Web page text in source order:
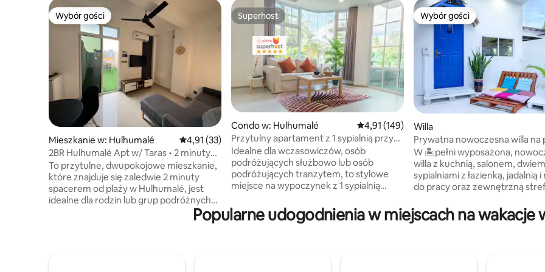
Wybór gości
Wybór gości
Mieszkanie w: Hulhumalé Średnia ocena: 4,91 na 5, liczba recenzji: 33
4,91 (33)
2BR Hulhumalé Apt w/ Taras • 2 minuty
spacerem do plaży
To przytulne, dwupokojowe mieszkanie,
które znajduje się zaledwie 2 minuty
spacerem od plaży w Hulhumalé, jest
idealne dla rodzin lub grup podróżnych
własne łazienki, a poza tym jest też salon
Superhost
Superhost
Condo w: Hulhumalé Średnia ocena: 4,91 na 5, liczba recenzji: 149
4,91 (149)
Przytulny apartament z 1 sypialnią przy
plaży – częściowy widok na ocean
Idealne dla wczasowiczów, osób
podróżujących służbowo lub osób
podróżujących tranzytem, to stylowe
miejsce na wypoczynek z 1 sypialnią
w pięknej miejscowości Hulhumalé.
Zrelaksuj się w przestronnej, spokojnej
Wybór gości
Wybór gości
Willa
Prywatna nowoczesna willa na
wyspie
W 🏝pełni wyposażona,
willa z kuchnią, salonem,
sypialniami z łazienką, jadalnią
do pracy oraz zewnętrzną
niezapomniany czas z rodziną i
przyjaciółmi na pięknej wyspie
od portu, 1 minuta spacerem
Popularne udogodnienia w miejscach na wakacje